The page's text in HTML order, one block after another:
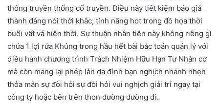
thống truyền thống cổ truyền. Điều này tiết kiệm báo giá
thành đáng nói thời khắc, tính năng hot trong đồ họa thời
buổi vất vả hiện thời. Sự thuận nhân tiện này không riêng gì
chứa 1 lợi rứa Khủng trong hầu hết bài bác toán quản lý với
điều hành chương trình Trách Nhiệm Hữu Hạn Tư Nhân cơ
mà còn mang lại phép làn da đình bạn nghịch nhanh nhẹn
thỏa mãn sự đòi hỏi sự đòi hỏi vui nghịch giải trí ngay tại
công ty hoặc bên trên thon đường đường đi.